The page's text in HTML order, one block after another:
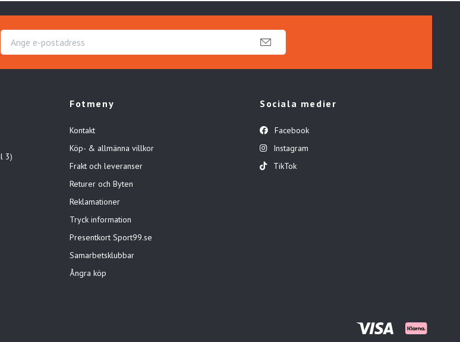
3)
Fotmeny
Kontakt
Köp- & allmänna villkor
Frakt och leveranser
Returer och Byten
Reklamationer
Tryck information
Presentkort Sport99.se
Samarbetsklubbar
Ångra köp
Sociala medier
Facebook
Instagram
TikTok